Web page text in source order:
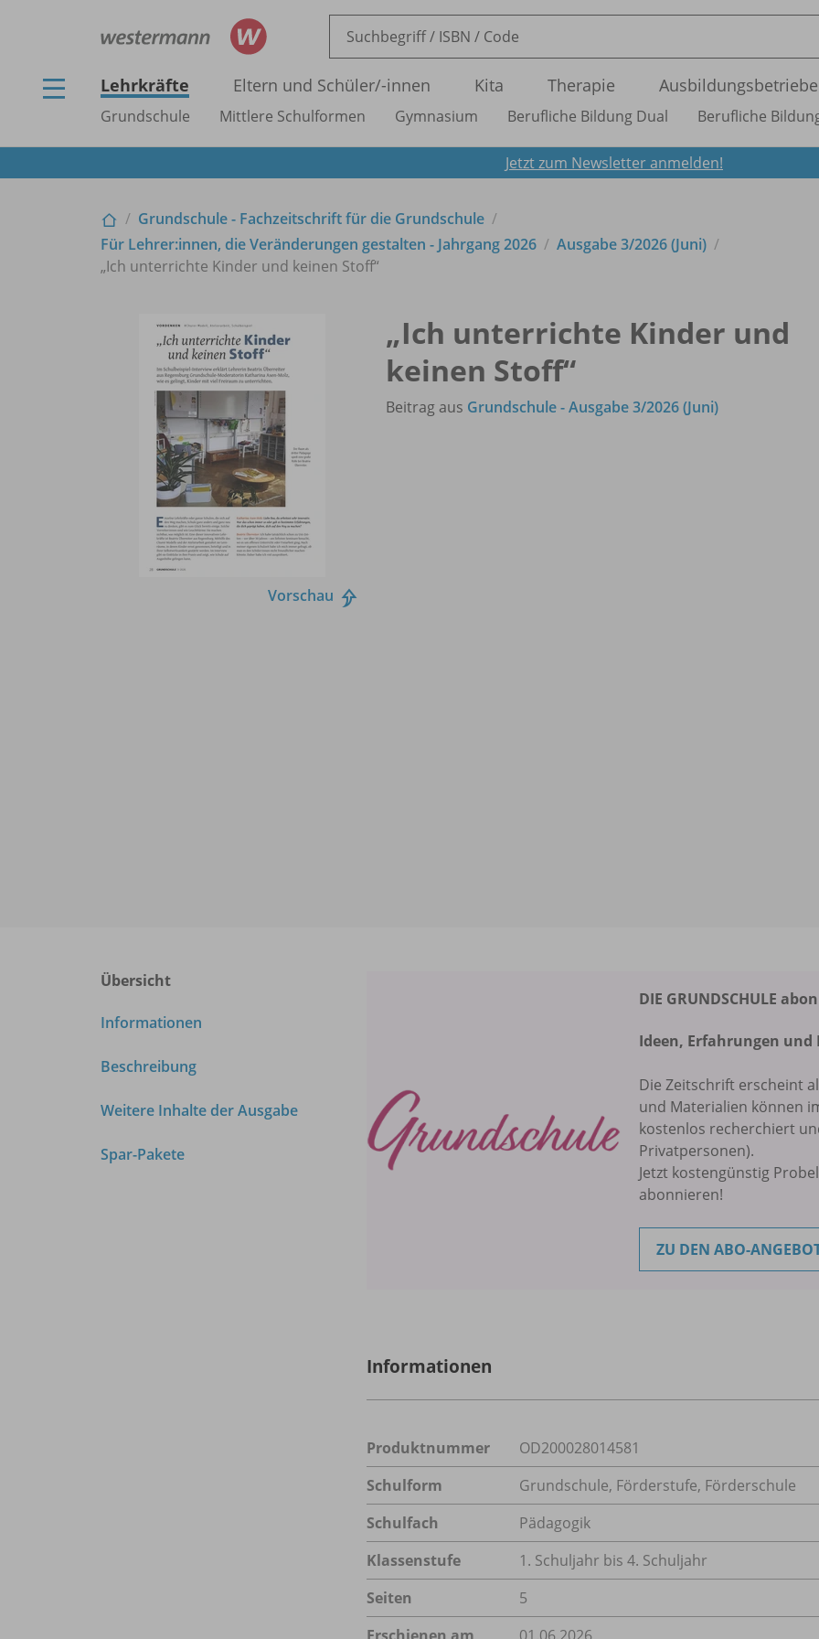
Lehrkräfte Eltern und Schüler/-innen Kita Therapie Ausbildungsbetriebe
Grundschule Mittlere Schulformen Gymnasium Berufliche Bildung Dual Berufliche
Jetzt zum Newsletter anmelden!
Grundschule - Fachzeitschrift für die Grundschule
Für Lehrer:innen, die Veränderungen gestalten - Jahrgang 2026
Ausgabe 3/2026 (Juni)
„Ich unterrichte Kinder und keinen Stoff“
Vorschau
„Ich unterrichte Kinder und
keinen Stoff“
Beitrag aus Grundschule - Ausgabe 3/2026 (Juni)
Übersicht
Informationen
Beschreibung
Weitere Inhalte der Ausgabe
Spar-Pakete
DIE GRUNDSCHULE
Ideen, Erfahrungen
Die Zeitschrift erscheint
und Materialien können
kostenlos recherchiert
Privatpersonen).
Jetzt kostengünstig
abonnieren!
ZU DEN ABO-
Informationen
Produktnummer
OD200028014581
Schulform
Grundschule, Förderstufe, Förderschule
Schulfach
Pädagogik
Klassenstufe
1. Schuljahr bis 4. Schuljahr
Seiten
5